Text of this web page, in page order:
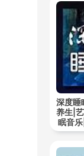
深度睡
养生|
眠音